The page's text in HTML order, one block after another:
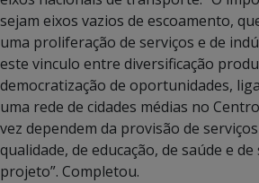
sejam eixos vazios de escoamento,
uma proliferação de serviços e de
este vinculo entre diversificação
democratização de oportunidades,
uma rede de cidades médias no
vez dependem da provisão de
qualidade, de educação, de saúde e
projeto”. Completou.